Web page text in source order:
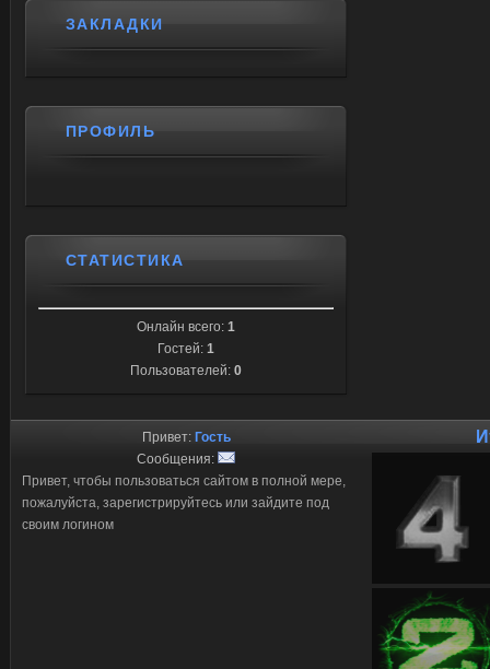
ЗАКЛАДКИ
ПРОФИЛЬ
СТАТИСТИКА
Онлайн всего: 1
Гостей: 1
Пользователей: 0
Привет: Гость
Сообщения:
Привет, чтобы пользоваться сайтом в полной мере,
пожалуйста, зарегистрируйтесь или зайдите под
своим логином